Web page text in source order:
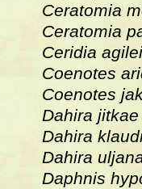
Ceratomia
Ceratomia
Ceridia agilei
Coenotes
Coenotes
Dahira jitkae
Dahira
Dahira
Daphnis